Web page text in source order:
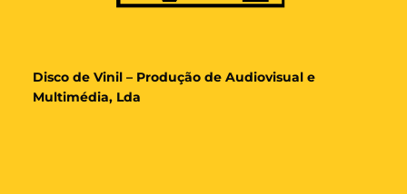
Disco de Vinil – Produção de Audiovisual e
Multimédia, Lda